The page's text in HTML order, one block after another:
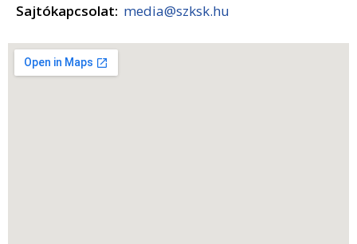
Sajtókapcsolat: media@szksk.hu